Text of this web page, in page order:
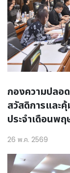
กองความปลอ
สวัสดิการและ
ประจำเดือนพ
26 พ.ค. 2569